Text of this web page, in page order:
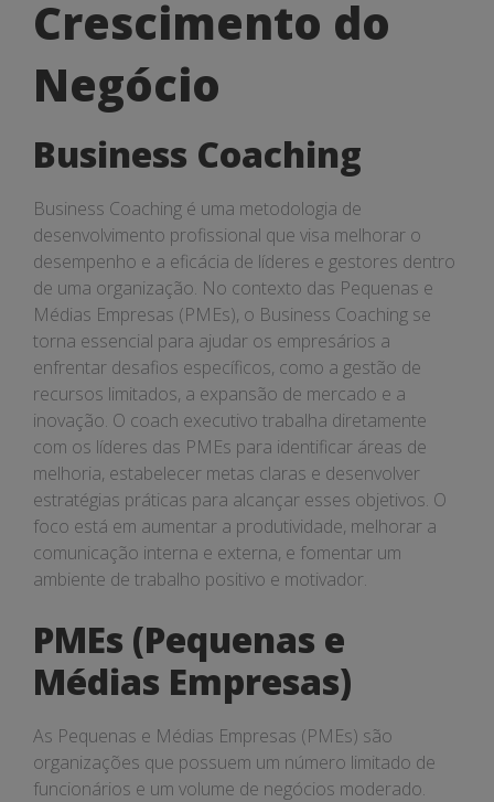
Gerenciar
o
Crescimento
do
Negócio
Crescimento do
Negócio
Business Coaching
Business Coaching é uma metodologia de
desenvolvimento profissional que visa melhorar o
desempenho e a eficácia de líderes e gestores dentro
de uma organização. No contexto das Pequenas e
Médias Empresas (PMEs), o Business Coaching se
torna essencial para ajudar os empresários a
enfrentar desafios específicos, como a gestão de
recursos limitados, a expansão de mercado e a
inovação. O coach executivo trabalha diretamente
com os líderes das PMEs para identificar áreas de
melhoria, estabelecer metas claras e desenvolver
estratégias práticas para alcançar esses objetivos. O
foco está em aumentar a produtividade, melhorar a
comunicação interna e externa, e fomentar um
ambiente de trabalho positivo e motivador.
PMEs (Pequenas e
Médias Empresas)
As Pequenas e Médias Empresas (PMEs) são
organizações que possuem um número limitado de
funcionários e um volume de negócios moderado.